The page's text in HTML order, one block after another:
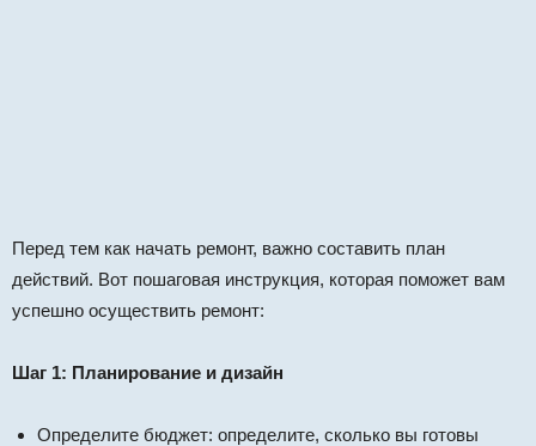
Перед тем как начать ремонт, важно составить план
действий. Вот пошаговая инструкция, которая поможет вам
успешно осуществить ремонт:
Шаг 1: Планирование и дизайн
Определите бюджет: определите, сколько вы готовы